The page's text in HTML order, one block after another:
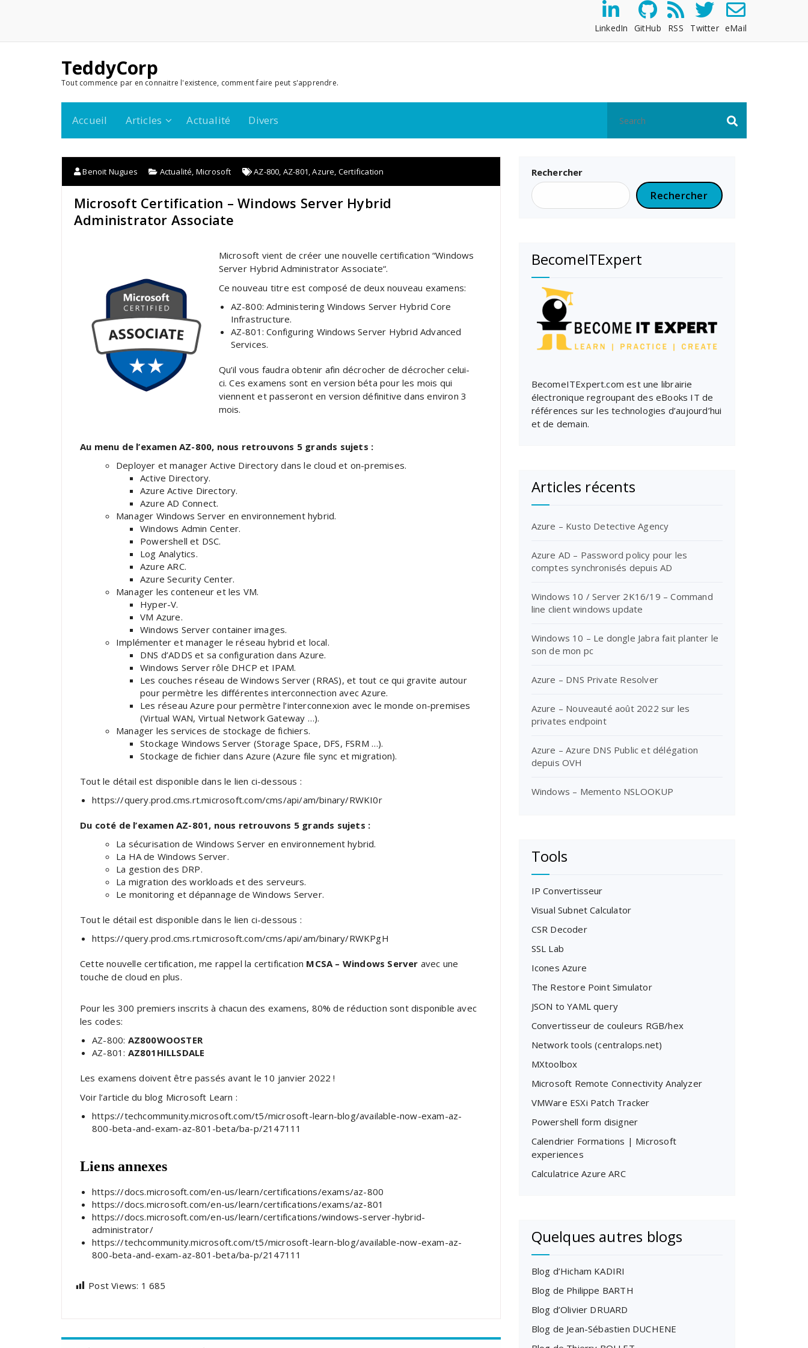
LinkedIn GitHub RSS Twitter eMail
TeddyCorp
Tout commence par en connaitre l'existence, comment faire peut s'apprendre.
Accueil Articles Actualité Divers
Benoit Nugues Actualité, Microsoft AZ-800, AZ-801,Azure, Certification
Microsoft Certification – Windows Server Hybrid
Administrator Associate
Microsoft vient de créer une nouvelle certification “Windows
Server Hybrid Administrator Associate“.
Ce nouveau titre est composé de deux nouveau examens:
AZ-800: Administering Windows Server Hybrid Core
Infrastructure.
AZ-801: Configuring Windows Server Hybrid Advanced
Services.
Qu’il vous faudra obtenir afin décrocher de décrocher celui-
ci. Ces examens sont en version béta pour les mois qui
viennent et passeront en version définitive dans environ 3
mois.
Au menu de l’examen AZ-800, nous retrouvons 5 grands sujets :
Deployer et manager Active Directory dans le cloud et on-premises.
Active Directory.
Azure Active Directory.
Azure AD Connect.
Manager Windows Server en environnement hybrid.
Windows Admin Center.
Powershell et DSC.
Log Analytics.
Azure ARC.
Azure Security Center.
Manager les conteneur et les VM.
Hyper-V.
VM Azure.
Windows Server container images.
Implémenter et manager le réseau hybrid et local.
DNS d’ADDS et sa configuration dans Azure.
Windows Server rôle DHCP et IPAM.
Les couches réseau de Windows Server (RRAS), et tout ce qui gravite autour
pour permètre les différentes interconnection avec Azure.
Les réseau Azure pour permètre l’interconnexion avec le monde on-premises
(Virtual WAN, Virtual Network Gateway …).
Manager les services de stockage de fichiers.
Stockage Windows Server (Storage Space, DFS, FSRM …).
Stockage de fichier dans Azure (Azure file sync et migration).
Tout le détail est disponible dans le lien ci-dessous :
https://query.prod.cms.rt.microsoft.com/cms/api/am/binary/RWKI0r
Du coté de l’examen AZ-801, nous retrouvons 5 grands sujets :
La sécurisation de Windows Server en environnement hybrid.
La HA de Windows Server.
La gestion des DRP.
La migration des workloads et des serveurs.
Le monitoring et dépannage de Windows Server.
Tout le détail est disponible dans le lien ci-dessous :
https://query.prod.cms.rt.microsoft.com/cms/api/am/binary/RWKPgH
Cette nouvelle certification, me rappel la certification MCSA – Windows Server avec une
touche de cloud en plus.
Pour les 300 premiers inscrits à chacun des examens, 80% de réduction sont disponible avec
les codes:
AZ-800: AZ800WOOSTER
AZ-801: AZ801HILLSDALE
Les examens doivent être passés avant le 10 janvier 2022 !
Voir l’article du blog Microsoft Learn :
https://techcommunity.microsoft.com/t5/microsoft-learn-blog/available-now-exam-az-
800-beta-and-exam-az-801-beta/ba-p/2147111
Liens annexes
https://docs.microsoft.com/en-us/learn/certifications/exams/az-800
https://docs.microsoft.com/en-us/learn/certifications/exams/az-801
https://docs.microsoft.com/en-us/learn/certifications/windows-server-hybrid-
administrator/
https://techcommunity.microsoft.com/t5/microsoft-learn-blog/available-now-exam-az-
800-beta-and-exam-az-801-beta/ba-p/2147111
Post Views: 1 685
Rechercher
Rechercher
BecomeITExpert
BecomeITExpert.com est une librairie
électronique regroupant des eBooks IT de
références sur les technologies d’aujourd’hui
et de demain.
Articles récents
Azure – Kusto Detective Agency
Azure AD – Password policy pour les
comptes synchronisés depuis AD
Windows 10 / Server 2K16/19 – Command
line client windows update
Windows 10 – Le dongle Jabra fait planter le
son de mon pc
Azure – DNS Private Resolver
Azure – Nouveauté août 2022 sur les
privates endpoint
Azure – Azure DNS Public et délégation
depuis OVH
Windows – Memento NSLOOKUP
Tools
IP Convertisseur
Visual Subnet Calculator
CSR Decoder
SSL Lab
Icones Azure
The Restore Point Simulator
JSON to YAML query
Convertisseur de couleurs RGB/hex
Network tools (centralops.net)
MXtoolbox
Microsoft Remote Connectivity Analyzer
VMWare ESXi Patch Tracker
Powershell form disigner
Calendrier Formations | Microsoft
experiences
Calculatrice Azure ARC
Quelques autres blogs
Blog d’Hicham KADIRI
Blog de Philippe BARTH
Blog d’Olivier DRUARD
Blog de Jean-Sébastien DUCHENE